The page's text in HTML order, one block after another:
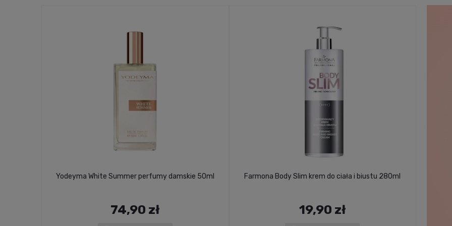
Yodeyma White Summer perfumy damskie 50ml
74,90 zł
Farmona Body Slim krem do ciała i biustu 280ml
19,90 zł